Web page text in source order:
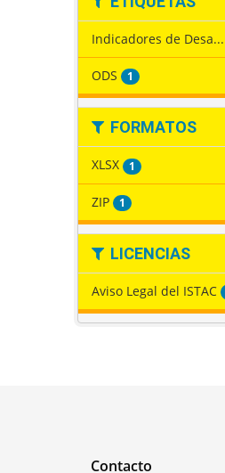
Indicadores de Desa...
ODS 1
FORMATOS
XLSX 1
ZIP 1
LICENCIAS
Aviso Legal del ISTAC
Contacto